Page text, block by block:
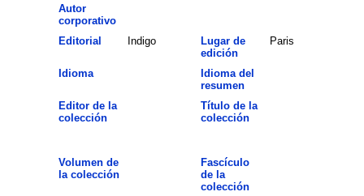
Autor
corporativo
Editorial
Indigo
Lugar de
edición
Paris
Idioma
Idioma del
resumen
Editor de la
colección
Título de la
colección
Volumen de
la colección
Fascículo
de la
colección